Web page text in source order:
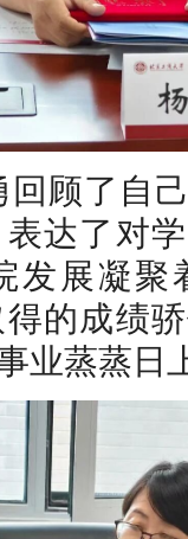
回顾了自
达了对
发展凝聚
的成绩
业蒸蒸日